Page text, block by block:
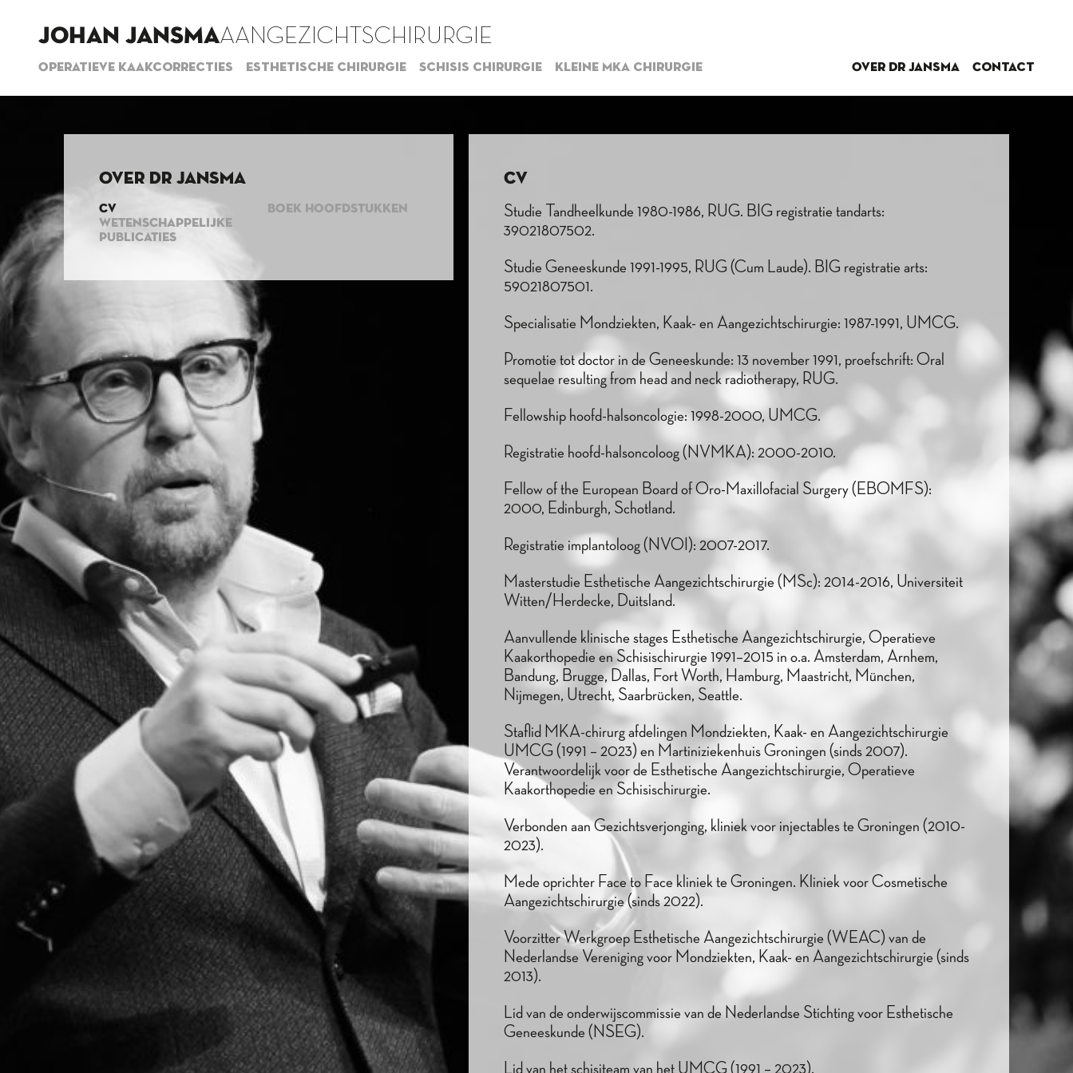
JOHAN JANSMAAANGEZICHTSCHIRURGIE
Operatieve kaakcorrecties Esthetische chirurgie Schisis chirurgie Kleine MKA chirurgie Over dr Jansma Contact
Over dr Jansma
CV
WETENSCHAPPELIJKE
PUBLICATIES
BOEK HOOFDSTUKKEN
CV​
Studie Tandheelkunde 1980-1986, RUG. BIG registratie tandarts:
39021807502.
Studie Geneeskunde 1991-1995, RUG (Cum Laude). BIG registratie arts:
59021807501.
Specialisatie Mondziekten, Kaak- en Aangezichtschirurgie: 1987-1991, UMCG.
Promotie tot doctor in de Geneeskunde: 13 november 1991, proefschrift: Oral
sequelae resulting from head and neck radiotherapy, RUG.
Fellowship hoofd-halsoncologie: 1998-2000, UMCG.
Registratie hoofd-halsoncoloog (NVMKA): 2000-2010.
Fellow of the European Board of Oro-Maxillofacial Surgery (EBOMFS):
2000, Edinburgh, Schotland.
Registratie implantoloog (NVOI): 2007-2017.
Masterstudie Esthetische Aangezichtschirurgie (MSc): 2014-2016, Universiteit
Witten/Herdecke, Duitsland.
Aanvullende klinische stages Esthetische Aangezichtschirurgie, Operatieve
Kaakorthopedie en Schisischirurgie 1991–2015 in o.a. Amsterdam, Arnhem,
Bandung, Brugge, Dallas, Fort Worth, Hamburg, Maastricht, München,
Nijmegen, Utrecht, Saarbrücken, Seattle.
Staflid MKA-chirurg afdelingen Mondziekten, Kaak- en Aangezichtschirurgie
UMCG (1991 – 2023) en Martiniziekenhuis Groningen (sinds 2007).
Verantwoordelijk voor de Esthetische Aangezichtschirurgie, Operatieve
Kaakorthopedie en Schisischirurgie.
Verbonden aan Gezichtsverjonging, kliniek voor injectables te Groningen (2010-
2023).
Mede oprichter Face to Face kliniek te Groningen. Kliniek voor Cosmetische
Aangezichtschirurgie (sinds 2022).
Voorzitter Werkgroep Esthetische Aangezichtschirurgie (WEAC) van de
Nederlandse Vereniging voor Mondziekten, Kaak- en Aangezichtschirurgie (sinds
2013).
Lid van de onderwijscommissie van de Nederlandse Stichting voor Esthetische
Geneeskunde (NSEG).
Lid van het schisiteam van het UMCG (1991 – 2023).